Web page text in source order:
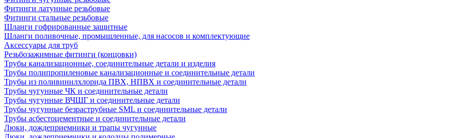
Фитинги латунные резьбовые
Фитинги стальные резьбовые
Шланги гофрированные защитные
Шланги поливочные, промышленные, для насосов и комплектующие
Аксессуары для труб
Резьбозажимные фитинги (концовки)
Трубы канализационные, соединительные детали и изделия
Трубы полипропиленовые канализационные и соединительные детали
Трубы из поливинилхлорида ПВХ, НПВХ и соединительные детали
Трубы чугунные ЧК и соединительные детали
Трубы чугунные ВЧШГ и соединительные детали
Трубы чугунные безраструбные SML и соединительные детали
Трубы асбестоцементные и соединительные детали
Люки, дождеприемники и трапы чугунные